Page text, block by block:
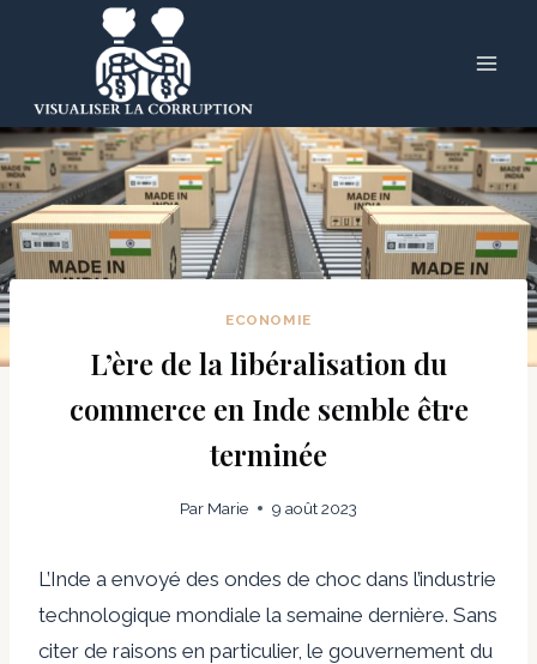
ECONOMIE
L’ère de la libéralisation du
commerce en Inde semble être
terminée
Par Marie 9 août 2023
L’Inde a envoyé des ondes de choc dans l’industrie
technologique mondiale la semaine dernière. Sans
citer de raisons en particulier, le gouvernement du